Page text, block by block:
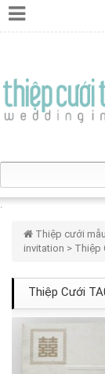
Thiệp cưới
invitation > Thiệp
Thiệp Cưới